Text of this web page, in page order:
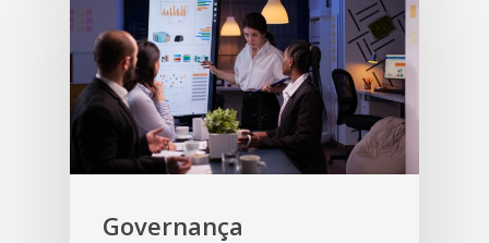
Governança